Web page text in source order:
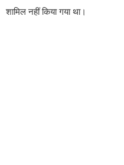
शामिल नहीं किया गया था।